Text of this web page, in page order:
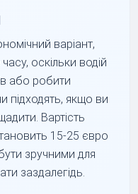
варіант,
оскільки водій
або робити
підходять, якщо ви
Вартість
15-25 євро
зручними для
заздалегідь.